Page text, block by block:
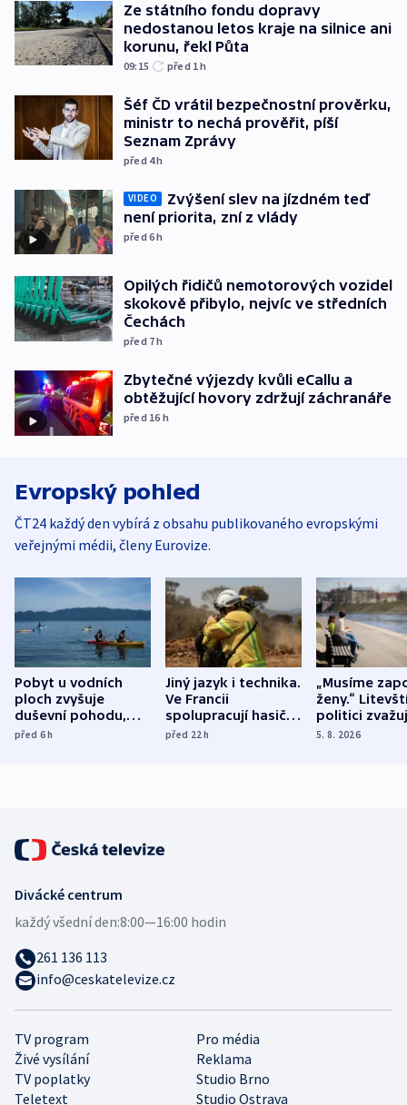
Ze státního fondu dopravy
nedostanou letos kraje na silnice ani
korunu, řekl Půta
09:15 před 1h
Šéf ČD vrátil bezpečnostní prověrku,
ministr to nechá prověřit, píší
Seznam Zprávy
před 4h
VIDEO
Zvýšení slev na jízdném teď
není priorita, zní z vlády
před 6h
Opilých řidičů nemotorových vozidel
skokově přibylo, nejvíc ve středních
Čechách
před 7h
Zbytečné výjezdy kvůli eCallu a
obtěžující hovory zdržují záchranáře
před 16 h
Evropský pohled
ČT24 každý den vybírá z obsahu publikovaného evropskými
veřejnými médii, členy Eurovize.
Pobyt u vodních
ploch zvyšuje
duševní pohodu,
ukázala
před 6h
Jiný jazyk i technika.
Ve Francii
spolupracují hasiči z
různých zemí
před 22h
„Musíme
ženy.“
politici
dohodu o
5. 8. 2026
TV program
Pro média
Živé vysílání
Reklama
TV poplatky
Studio Brno
Teletext
Studio Ostrava
Divácké centrum
každý všední den:8:00—16:00 hodin
261 136 113
info@ceskatelevize.cz